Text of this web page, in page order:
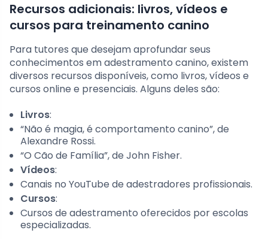
Recursos adicionais: livros, vídeos e
cursos para treinamento canino
Para tutores que desejam aprofundar seus
conhecimentos em adestramento canino, existem
diversos recursos disponíveis, como livros, vídeos e
cursos online e presenciais. Alguns deles são:
Livros:
“Não é magia, é comportamento canino”, de
Alexandre Rossi.
“O Cão de Família”, de John Fisher.
Vídeos:
Canais no YouTube de adestradores profissionais.
Cursos:
Cursos de adestramento oferecidos por escolas
especializadas.